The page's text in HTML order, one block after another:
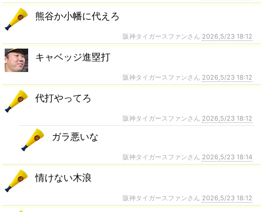
熊谷か小幡に代えろ
阪神タイガースファンさん 2026,5/23 18:12
キャベッジ進塁打
阪神タイガースファンさん 2026,5/23 18:12
代打やってろ
阪神タイガースファンさん 2026,5/23 18:12
ガラ悪いな
阪神タイガースファンさん 2026,5/23 18:14
情けない木浪
阪神タイガースファンさん 2026,5/23 18:12